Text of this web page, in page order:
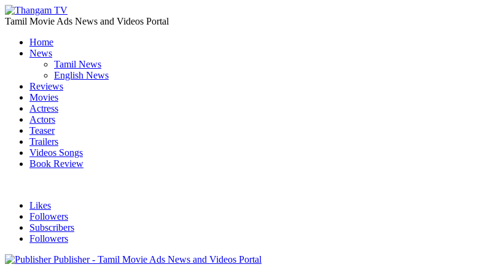
Tamil Movie Ads News and Videos Portal
Home
News
Tamil News
English News
Reviews
Movies
Actress
Actors
Teaser
Trailers
Videos Songs
Book Review
Likes
Followers
Subscribers
Followers
Publisher - Tamil Movie Ads News and Videos Portal